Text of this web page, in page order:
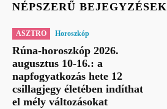
NÉPSZERŰ BEJEGYZÉSEK
ASZTRO Horoszkóp
Rúna-horoszkóp 2026.
augusztus 10-16.: a
napfogyatkozás hete 12
csillagjegy életében indíthat
el mély változásokat